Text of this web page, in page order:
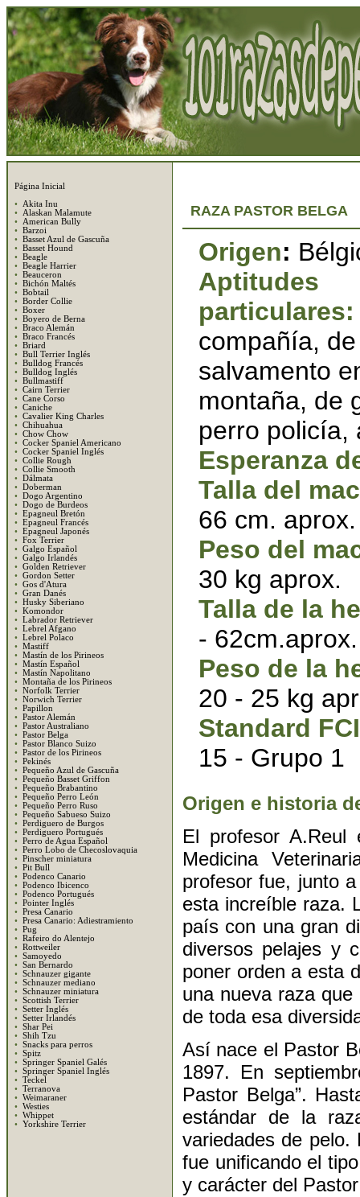
Página Inicial
•
Akita Inu
•
Alaskan Malamute
•
American Bully
• Barzoi
• Basset Azul de Gascuña
• Basset Hound
• Beagle
• Beagle Harrier
• Beauceron
• Bichón Maltés
• Bobtail
• Border Collie
• Boxer
• Boyero de Berna
• Braco Alemán
• Braco Francés
• Briard
• Bull Terrier Inglés
• Bulldog Francés
• Bulldog Inglés
• Bullmastiff
• Cairn Terrier
• Cane Corso
• Caniche
• Cavalier King Charles
• Chihuahua
• Chow Chow
• Cocker Spaniel Americano
• Cocker Spaniel Inglés
• Collie Rough
• Collie Smooth
• Dálmata
• Doberman
• Dogo Argentino
• Dogo de Burdeos
• Epagneul Bretón
• Epagneul Francés
• Epagneul Japonés
• Fox Terrier
• Galgo Español
• Galgo Irlandés
• Golden Retriever
• Gordon Setter
• Gos d'Atura
• Gran Danés
• Husky Siberiano
• Komondor
• Labrador Retriever
• Lebrel Afgano
• Lebrel Polaco
• Mastiff
• Mastín de los Pirineos
• Mastín Español
• Mastín Napolitano
• Montaña de los Pirineos
• Norfolk Terrier
• Norwich Terrier
• Papillon
• Pastor Alemán
• Pastor Australiano
• Pastor Belga
• Pastor Blanco Suizo
• Pastor de los Pirineos
• Pekinés
• Pequeño Azul de Gascuña
• Pequeño Basset Griffon
• Pequeño Brabantino
• Pequeño Perro León
• Pequeño Perro Ruso
• Pequeño Sabueso Suizo
• Perdiguero de Burgos
• Perdiguero Portugués
• Perro de Agua Español
• Perro Lobo de Checoslovaquia
• Pinscher miniatura
• Pit Bull
• Podenco Canario
• Podenco Ibicenco
• Podenco Portugués
• Pointer Inglés
• Presa Canario
• Presa Canario: Adiestramiento
• Pug
• Rafeiro do Alentejo
• Rottweiler
• Samoyedo
• San Bernardo
• Schnauzer gigante
• Schnauzer mediano
• Schnauzer miniatura
• Scottish Terrier
• Setter Inglés
• Setter Irlandés
• Shar Pei
• Shih Tzu
• Snacks para perros
• Spitz
• Springer Spaniel Galés
• Springer Spaniel Inglés
• Teckel
• Terranova
• Weimaraner
• Westies
• Whippet
• Yorkshire Terrier
RAZA PASTOR BELGA
Origen:
Aptitudes
compañía, de
salvamento
montaña, de
perro policía,
Esperanza
Talla del
66 cm. aprox.
Peso del
30 kg aprox.
Talla de la
- 62cm.aprox.
Peso de la
20 - 25 kg
Standard
15 - Grupo 1
Origen e historia
El profesor
Medicina
profesor fue, junto
esta increíble raza.
país con una gran
diversos pelajes y
poner orden a esta
una nueva raza
de toda esa
Así nace el Pastor
1897. En
Pastor Belga”.
estándar de la
variedades de
fue unificando el
y carácter del